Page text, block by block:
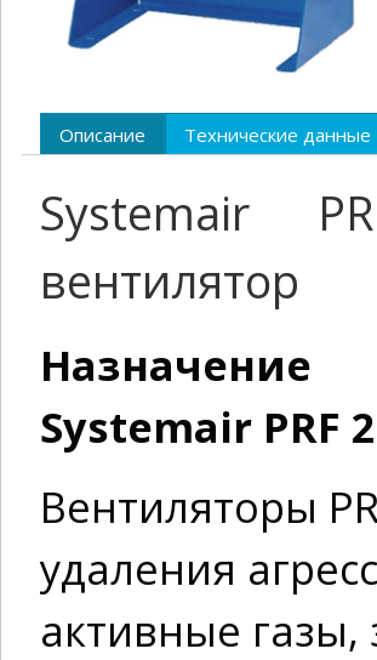
Описание Технические данные
Systemair
вентилятор
Systemair PRF
Вентиляторы
удаления
активные газы,